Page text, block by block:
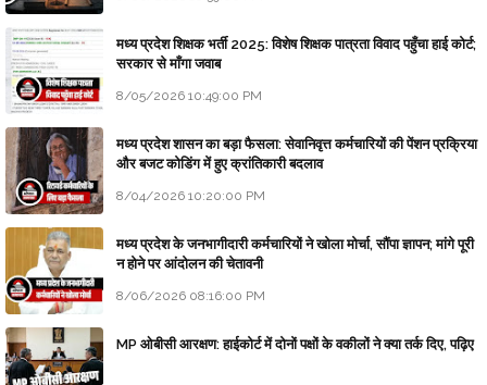
मध्य प्रदेश शिक्षक भर्ती 2025: विशेष शिक्षक पात्रता विवाद पहुँचा हाई कोर्ट;
सरकार से माँगा जवाब
8/05/2026 10:49:00 PM
मध्य प्रदेश शासन का बड़ा फैसला: सेवानिवृत्त कर्मचारियों की पेंशन प्रक्रिया
और बजट कोडिंग में हुए क्रांतिकारी बदलाव
8/04/2026 10:20:00 PM
मध्य प्रदेश के जनभागीदारी कर्मचारियों ने खोला मोर्चा, सौंपा ज्ञापन; मांगे पूरी
न होने पर आंदोलन की चेतावनी
8/06/2026 08:16:00 PM
MP ओबीसी आरक्षण: हाईकोर्ट में दोनों पक्षों के वकीलों ने क्या तर्क दिए, पढ़िए